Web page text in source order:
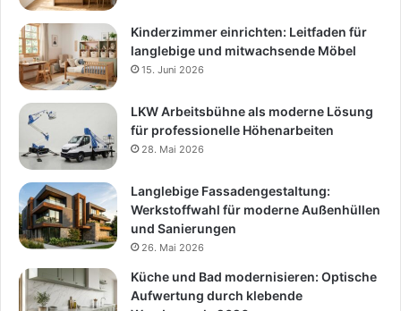
Kinderzimmer einrichten: Leitfaden für
langlebige und mitwachsende Möbel
15. Juni 2026
LKW Arbeitsbühne als moderne Lösung
für professionelle Höhenarbeiten
28. Mai 2026
Langlebige Fassadengestaltung:
Werkstoffwahl für moderne Außenhüllen
und Sanierungen
26. Mai 2026
Küche und Bad modernisieren: Optische
Aufwertung durch klebende